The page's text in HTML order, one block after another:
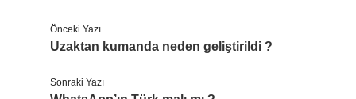
Önceki Yazı
Uzaktan kumanda neden geliştirildi ?
Sonraki Yazı